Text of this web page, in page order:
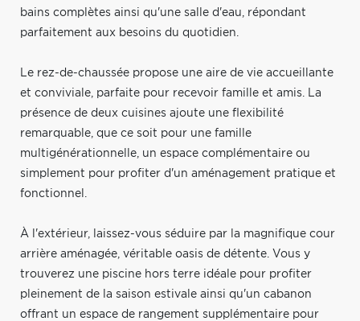
bains complètes ainsi qu'une salle d'eau, répondant
parfaitement aux besoins du quotidien.
Le rez-de-chaussée propose une aire de vie accueillante
et conviviale, parfaite pour recevoir famille et amis. La
présence de deux cuisines ajoute une flexibilité
remarquable, que ce soit pour une famille
multigénérationnelle, un espace complémentaire ou
simplement pour profiter d'un aménagement pratique et
fonctionnel.
À l'extérieur, laissez-vous séduire par la magnifique cour
arrière aménagée, véritable oasis de détente. Vous y
trouverez une piscine hors terre idéale pour profiter
pleinement de la saison estivale ainsi qu'un cabanon
offrant un espace de rangement supplémentaire pour